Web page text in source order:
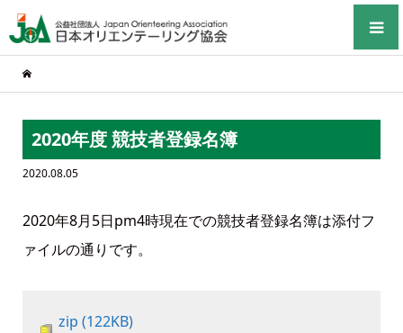
2020年度 競技者登録名簿
2020.08.05
2020年8月5日pm4時現在での競技者登録名簿は添付フ
ァイルの通りです。
zip (122KB)